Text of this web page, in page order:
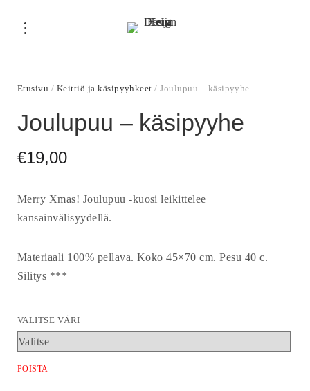
Etusivu / Keittiö ja käsipyyhkeet / Joulupuu – käsipyyhe
Joulupuu – käsipyyhe
€19,00
Merry Xmas! Joulupuu -kuosi leikittelee
kansainvälisyydellä.
Materiaali 100% pellava. Koko 45×70 cm. Pesu 40 c.
Silitys ***
VALITSE VÄRI
POISTA